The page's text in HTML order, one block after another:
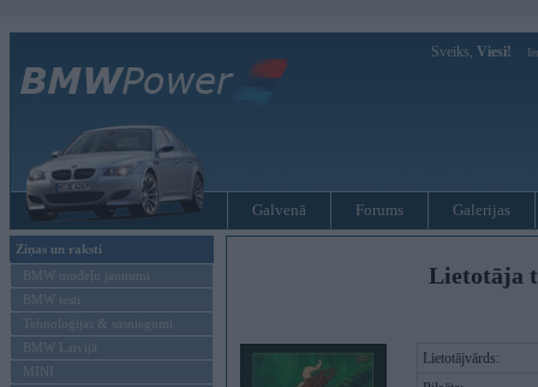
Sveiks, Viesi!
Galvenā Forums Galerijas
Ziņas un raksti
BMW modeļu jaunumi
BMW testi
Tehnoloģijas & sasniegumi
BMW Latvijā
MINI
Lietotāja
Lietotājvārds: